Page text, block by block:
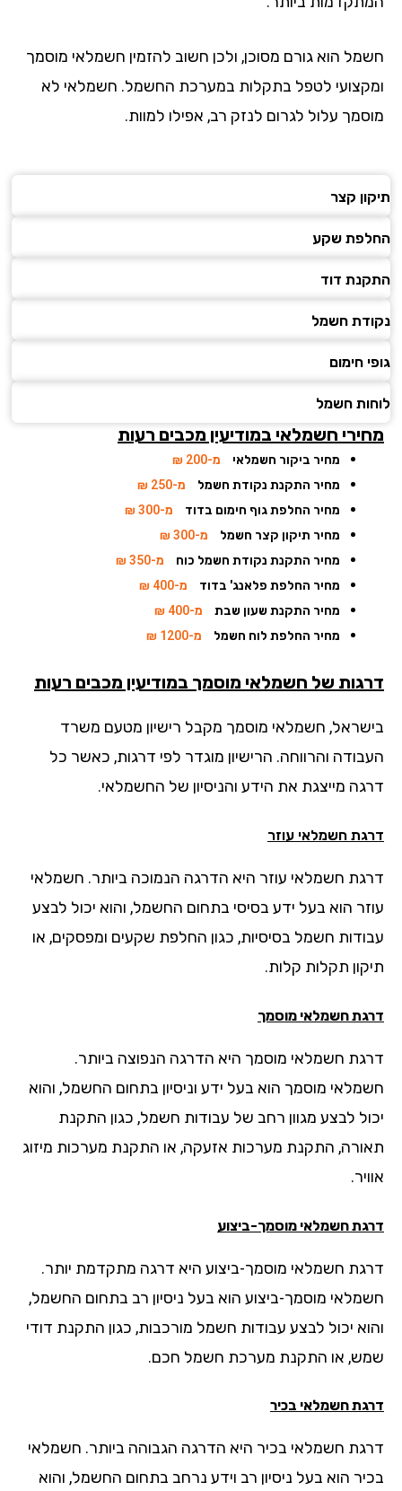
הוא גורם מסוכן, ולכן חשוב להזמין חשמלאי מוסמך
לטפל בתקלות במערכת החשמל. חשמלאי לא
עלול לגרום לנזק רב, אפילו למוות.
קצר
שקע
דוד
חשמל
חימום
חשמל
חשמלאי במודיעין מכבים רעות
מחיר ביקור חשמלאי
מ-200 ₪
מחיר התקנת נקודת חשמל
מ-250 ₪
מחיר החלפת גוף חימום בדוד
מ-300 ₪
מחיר תיקון קצר חשמל
מ-300 ₪
מחיר התקנת נקודת חשמל כוח
מ-350 ₪
מחיר החלפת פלאנג' בדוד
מ-400 ₪
מחיר התקנת שעון שבת
מ-400 ₪
מחיר החלפת לוח חשמל
מ-1200 ₪
של חשמלאי מוסמך במודיעין מכבים רעות
חשמלאי מוסמך מקבל רישיון מטעם משרד
והרווחה. הרישיון מוגדר לפי דרגות, כאשר כל
מייצגת את הידע והניסיון של החשמלאי.
חשמלאי עוזר
חשמלאי עוזר היא הדרגה הנמוכה ביותר. חשמלאי
הוא בעל ידע בסיסי בתחום החשמל, והוא יכול לבצע
חשמל בסיסיות, כגון החלפת שקעים ומפסקים, או
תקלות קלות.
חשמלאי מוסמך
חשמלאי מוסמך היא הדרגה הנפוצה ביותר.
מוסמך הוא בעל ידע וניסיון בתחום החשמל, והוא
לבצע מגוון רחב של עבודות חשמל, כגון התקנת
התקנת מערכות אזעקה, או התקנת מערכות מיזוג
חשמלאי מוסמך-ביצוע
חשמלאי מוסמך-ביצוע היא דרגה מתקדמת יותר.
מוסמך-ביצוע הוא בעל ניסיון רב בתחום החשמל,
יכול לבצע עבודות חשמל מורכבות, כגון התקנת דודי
או התקנת מערכת חשמל חכם.
חשמלאי בכיר
חשמלאי בכיר היא הדרגה הגבוהה ביותר. חשמלאי
הוא בעל ניסיון רב וידע נרחב בתחום החשמל, והוא